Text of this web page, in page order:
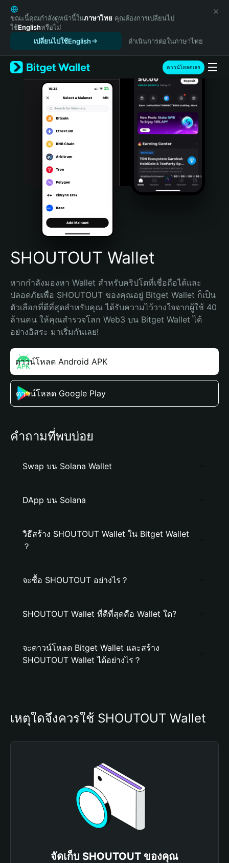
English
日本語
Tiếng Việt
Español (Latinoamérica)
Türkçe
Italiano
Português (Portugal)
Bahasa Indonesia
Português (Brasil)
Español (Argentina)
ขณะนี้คุณกำลังดูหน้านี้ในภาษาไทย คุณต้องการเปลี่ยนไป
ใช้Englishหรือไม่
เปลี่ยนไปใช้English
ดำเนินการต่อในภาษาไทย
ดาวน์โหลดเลย
SHOUTOUT Wallet
หากกำลังมองหา Wallet สำหรับคริปโตที่เชื่อถือได้และ
ปลอดภัยเพื่อ SHOUTOUT ของคุณอยู่ Bitget Wallet ก็เป็น
ตัวเลือกที่ดีที่สุดสำหรับคุณ ได้รับความไว้วางใจจากผู้ใช้ 40
ล้านคน ให้คุณสำรวจโลก Web3 บน Bitget Wallet ได้
อย่างอิสระ มาเริ่มกันเลย!
ดาวน์โหลด Android APK
ดาวน์โหลด Google Play
คำถามที่พบบ่อย
Swap บน Solana Wallet
DApp บน Solana
วิธีสร้าง SHOUTOUT Wallet ใน Bitget Wallet
？
จะซื้อ SHOUTOUT อย่างไร？
SHOUTOUT Wallet ที่ดีที่สุดคือ Wallet ใด?
จะดาวน์โหลด Bitget Wallet และสร้าง
SHOUTOUT Wallet ได้อย่างไร？
เหตุใดจึงควรใช้ SHOUTOUT Wallet
จัดเก็บ SHOUTOUT ของคุณ